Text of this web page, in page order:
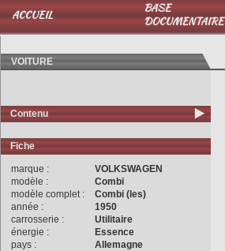
ACCUEIL
BASE
DOCUMENTAIRE
VOITURE
Contenu
Fiche
marque :
VOLKSWAGEN
modèle :
Combi
modèle complet :
Combi (les)
année :
1950
carrosserie :
Utilitaire
énergie :
Essence
pays :
Allemagne